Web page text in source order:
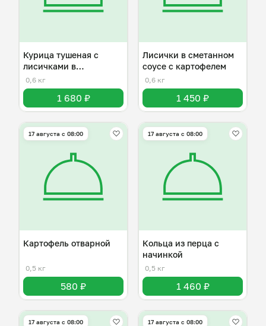
Курица тушеная с
лисичками в
сметанном соусе
0,6 кг
1 680 ₽
Лисички в сметанном
соусе с картофелем
0,6 кг
1 450 ₽
17 августа с 08:00
Картофель отварной
0,5 кг
580 ₽
17 августа с 08:00
Кольца из перца с
начинкой
0,5 кг
1 460 ₽
17 августа с 08:00 17 августа с 08:00